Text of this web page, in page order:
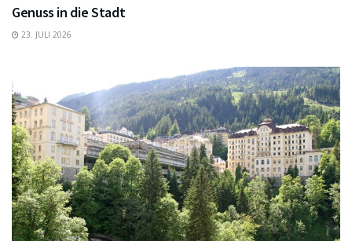
Genuss in die Stadt
23. JULI 2026